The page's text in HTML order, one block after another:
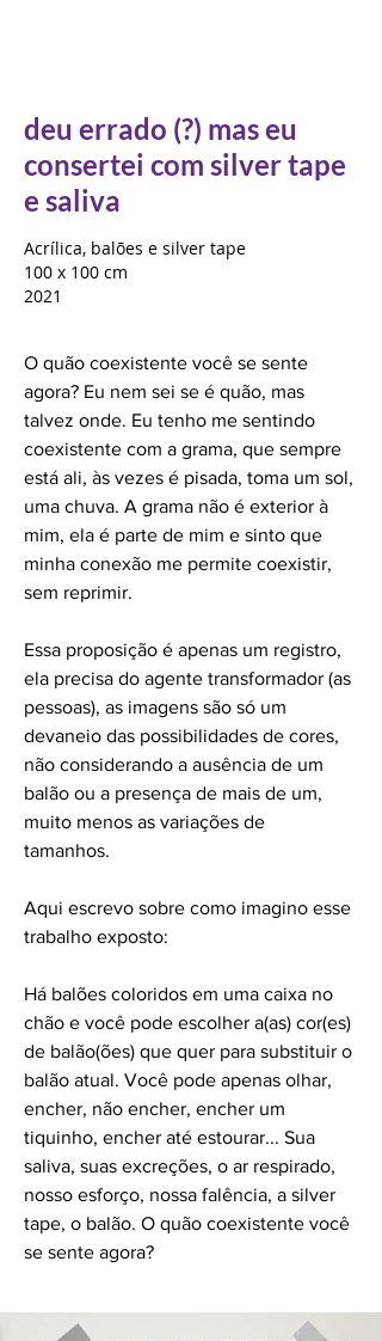
deu errado (?) mas eu
consertei com silver tape
e saliva
Acrílica, balões e silver tape
100 x 100 cm
2021
O quão coexistente você se sente
agora? Eu nem sei se é quão, mas
talvez onde. Eu tenho me sentindo
coexistente com a grama, que sempre
está ali, às vezes é pisada, toma um sol,
uma chuva. A grama não é exterior à
mim, ela é parte de mim e sinto que
minha conexão me permite coexistir,
sem reprimir.
Essa proposição é apenas um registro,
ela precisa do agente transformador (as
pessoas), as imagens são só um
devaneio das possibilidades de cores,
não considerando a ausência de um
balão ou a presença de mais de um,
muito menos as variações de
tamanhos.
Aqui escrevo sobre como imagino esse
trabalho exposto:
Há balões coloridos em uma caixa no
chão e você pode escolher a(as) cor(es)
de balão(ões) que quer para substituir o
balão atual. Você pode apenas olhar,
encher, não encher, encher um
tiquinho, encher até estourar... Sua
saliva, suas excreções, o ar respirado,
nosso esforço, nossa falência, a silver
tape, o balão. O quão coexistente você
se sente agora?